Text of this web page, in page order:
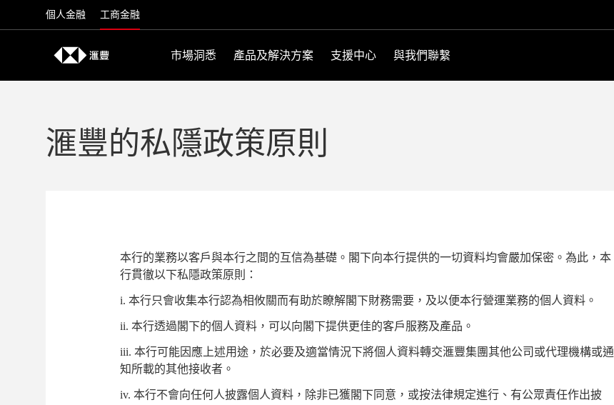
個人金融 工商金融
市場洞悉 產品及解決方案 支援中心 與我們聯繫
滙豐的私隱政策原則
本行的業務以客戶與本行之間的互信為基礎。閣下向本行提供的一切資料均會嚴加保密。為此，本
行貫徹以下私隱政策原則：
i. 本行只會收集本行認為相攸關而有助於瞭解閣下財務需要，及以便本行營運業務的個人資料。
ii. 本行透過閣下的個人資料，可以向閣下提供更佳的客戶服務及產品。
iii. 本行可能因應上述用途，於必要及適當情況下將個人資料轉交滙豐集團其他公司或代理機構或通
知所載的其他接收者。
iv. 本行不會向任何人披露個人資料，除非已獲閣下同意，或按法律規定進行、有公眾責任作出披